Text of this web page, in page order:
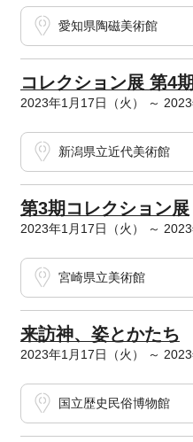
愛知県陶磁美術館
コレクション展 第4期
2023年1月17日（火） ～ 2023
新潟県立近代美術館
第3期コレクション展
2023年1月17日（火） ～ 2023
宮崎県立美術館
来訪神、姿とかたち
2023年1月17日（火） ～ 2023
国立歴史民俗博物館